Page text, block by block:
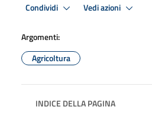
Condividi Vedi azioni
Argomenti:
Agricoltura
INDICE DELLA PAGINA